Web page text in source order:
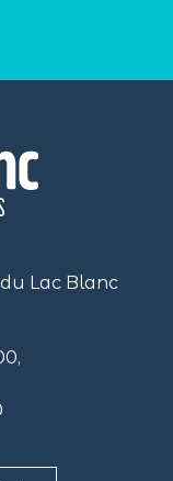
Lac Blanc